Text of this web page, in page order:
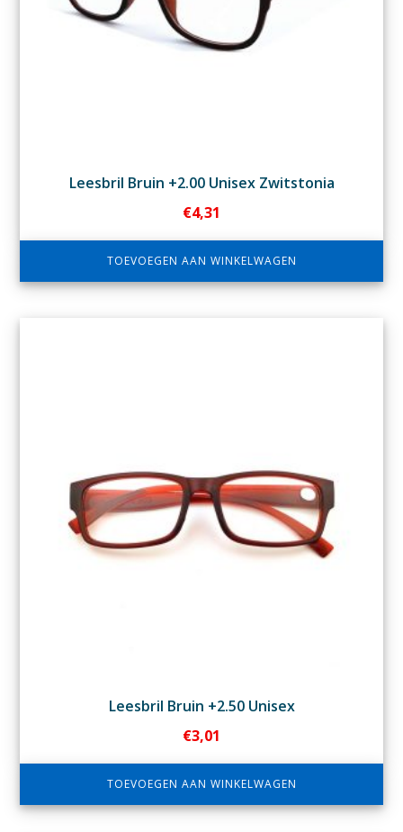
Leesbril Bruin +2.00 Unisex Zwitstonia
€4,31
TOEVOEGEN AAN WINKELWAGEN
Leesbril Bruin +2.50 Unisex
€3,01
TOEVOEGEN AAN WINKELWAGEN